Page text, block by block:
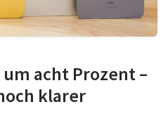
acht Prozent –
klarer